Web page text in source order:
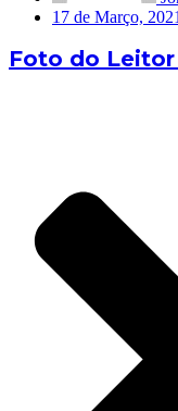
17 de Março, 2021
Foto do Leitor